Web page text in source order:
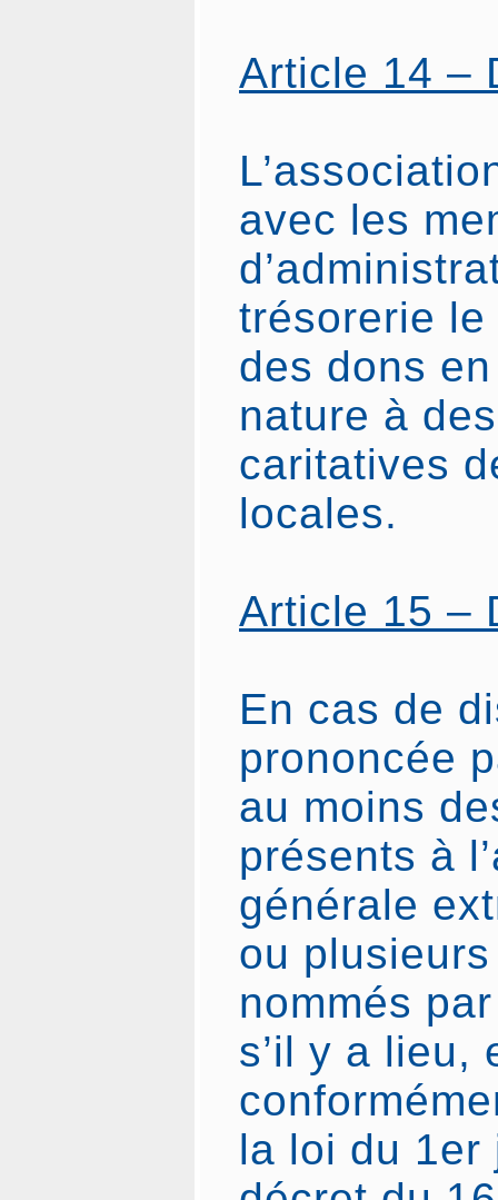
Article 14 –
avec les
trésorerie
des dons
nature à
caritatives
locales.
Article 15 –
En cas de
prononcée
au moins
présents à
générale
ou
nommés
s’il y a lieu,
la loi du 1er